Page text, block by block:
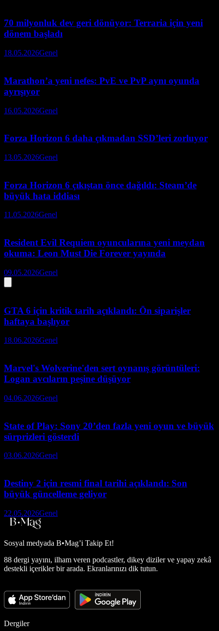
70 milyonluk dev geri dönüyor: Terraria için yeni
dönem başladı
18.05.2026Genel
Marathon’a yeni nefes: PvE ve PvP aynı oyunda
ayrışıyor
16.05.2026Genel
Forza Horizon 6 daha çıkmadan SSD’leri zorluyor
13.05.2026Genel
Forza Horizon 6 çıkıştan önce dağıldı: Steam’de
büyük hata iddiası
11.05.2026Genel
Resident Evil Requiem oyuncularına yeni meydan
okuma: Leon Must Die Forever yayında
09.05.2026Genel
GTA 6 için kritik tarih açıklandı: Ön siparişler
haftaya başlıyor
18.06.2026Genel
Marvel's Wolverine'den sert oynanış görüntüleri:
Logan avcıların peşine düşüyor
04.06.2026Genel
State of Play: Sony 20’den fazla yeni oyun ve büyük
sürprizleri gösterdi
03.06.2026Genel
Destiny 2 için resmi final tarihi açıklandı: Son
büyük güncelleme geliyor
22.05.2026Genel
Sosyal medyada B•Mag’i Takip Et!
88 dergi yayını, ilham veren podcastler, dikey diziler ve yapay zekâ
destekli içerikler bir arada. Ekranlarınızı dik tutun.
Dergiler